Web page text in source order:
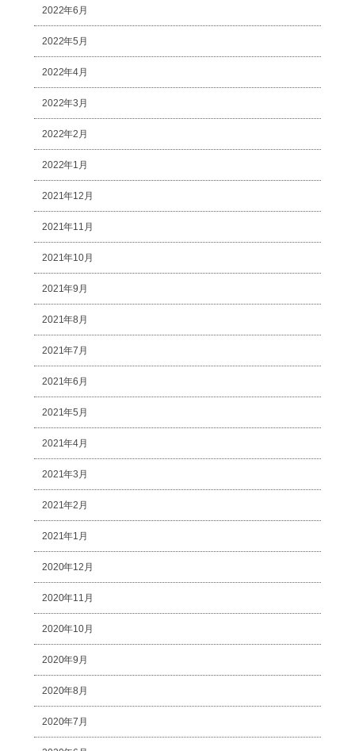
2022年6月
2022年5月
2022年4月
2022年3月
2022年2月
2022年1月
2021年12月
2021年11月
2021年10月
2021年9月
2021年8月
2021年7月
2021年6月
2021年5月
2021年4月
2021年3月
2021年2月
2021年1月
2020年12月
2020年11月
2020年10月
2020年9月
2020年8月
2020年7月